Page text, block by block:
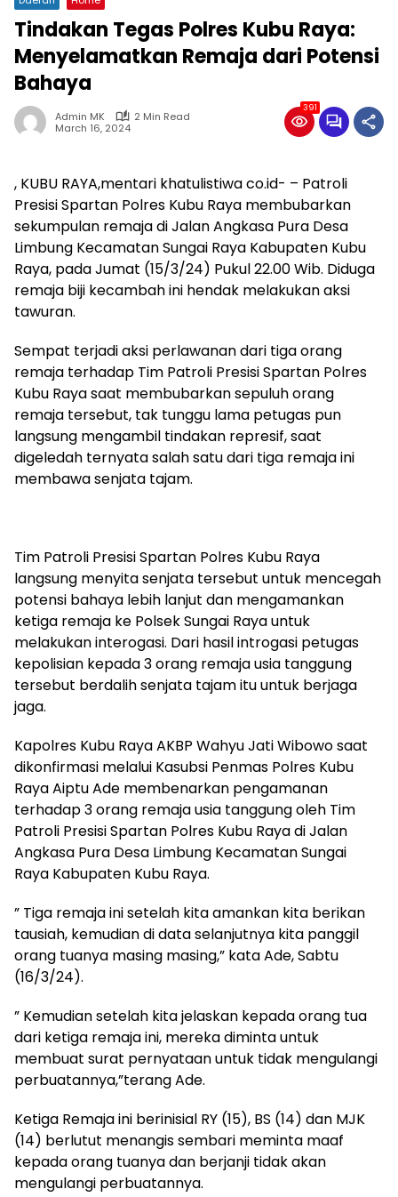
Tindakan Tegas Polres Kubu Raya:
Menyelamatkan Remaja dari Potensi
Bahaya
Admin MK
2 Min Read
March 16, 2024
391
, KUBU RAYA,mentari khatulistiwa co.id- – Patroli
Presisi Spartan Polres Kubu Raya membubarkan
sekumpulan remaja di Jalan Angkasa Pura Desa
Limbung Kecamatan Sungai Raya Kabupaten Kubu
Raya, pada Jumat (15/3/24) Pukul 22.00 Wib. Diduga
remaja biji kecambah ini hendak melakukan aksi
tawuran.
Sempat terjadi aksi perlawanan dari tiga orang
remaja terhadap Tim Patroli Presisi Spartan Polres
Kubu Raya saat membubarkan sepuluh orang
remaja tersebut, tak tunggu lama petugas pun
langsung mengambil tindakan represif, saat
digeledah ternyata salah satu dari tiga remaja ini
membawa senjata tajam.
Tim Patroli Presisi Spartan Polres Kubu Raya
langsung menyita senjata tersebut untuk mencegah
potensi bahaya lebih lanjut dan mengamankan
ketiga remaja ke Polsek Sungai Raya untuk
melakukan interogasi. Dari hasil introgasi petugas
kepolisian kepada 3 orang remaja usia tanggung
tersebut berdalih senjata tajam itu untuk berjaga
jaga.
Kapolres Kubu Raya AKBP Wahyu Jati Wibowo saat
dikonfirmasi melalui Kasubsi Penmas Polres Kubu
Raya Aiptu Ade membenarkan pengamanan
terhadap 3 orang remaja usia tanggung oleh Tim
Patroli Presisi Spartan Polres Kubu Raya di Jalan
Angkasa Pura Desa Limbung Kecamatan Sungai
Raya Kabupaten Kubu Raya.
” Tiga remaja ini setelah kita amankan kita berikan
tausiah, kemudian di data selanjutnya kita panggil
orang tuanya masing masing,” kata Ade, Sabtu
(16/3/24).
” Kemudian setelah kita jelaskan kepada orang tua
dari ketiga remaja ini, mereka diminta untuk
membuat surat pernyataan untuk tidak mengulangi
perbuatannya,”terang Ade.
Ketiga Remaja ini berinisial RY (15), BS (14) dan MJK
(14) berlutut menangis sembari meminta maaf
kepada orang tuanya dan berjanji tidak akan
mengulangi perbuatannya.